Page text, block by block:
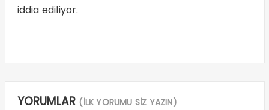
iddia ediliyor.
YORUMLAR (İLK YORUMU SİZ YAZIN)